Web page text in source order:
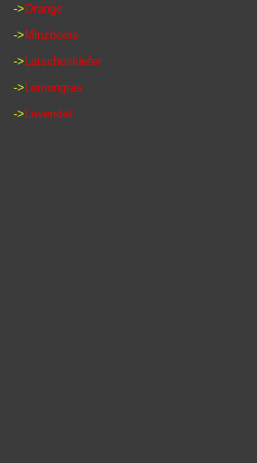
->Orange
->Minzbeere
->Latschenkiefer
->Lemongras
->Lavendel